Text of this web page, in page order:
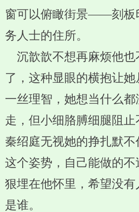
窗可以俯瞰街景——刻板
务人士的住所。
沉歆歆不想再麻烦他也
了，这种显眼的横抱让她
一丝理智，她想当什么都
走，但小细胳膊细腿阻止
秦绍庭无视她的挣扎默
这个姿势，自己能做的不
狠埋在他怀里，希望没有
是谁。